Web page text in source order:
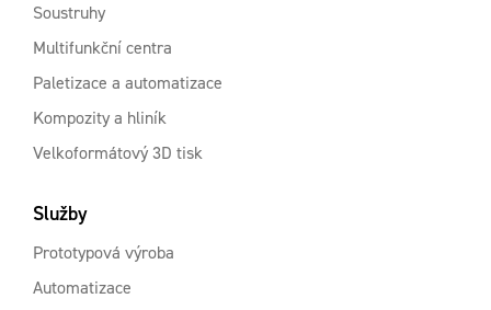
Soustruhy
Multifunkční centra
Paletizace a automatizace
Kompozity a hliník
Velkoformátový 3D tisk
Služby
Prototypová výroba
Automatizace